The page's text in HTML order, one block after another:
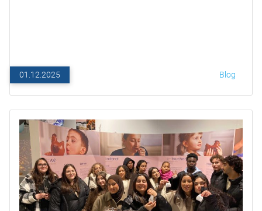
01.12.2025 Blog